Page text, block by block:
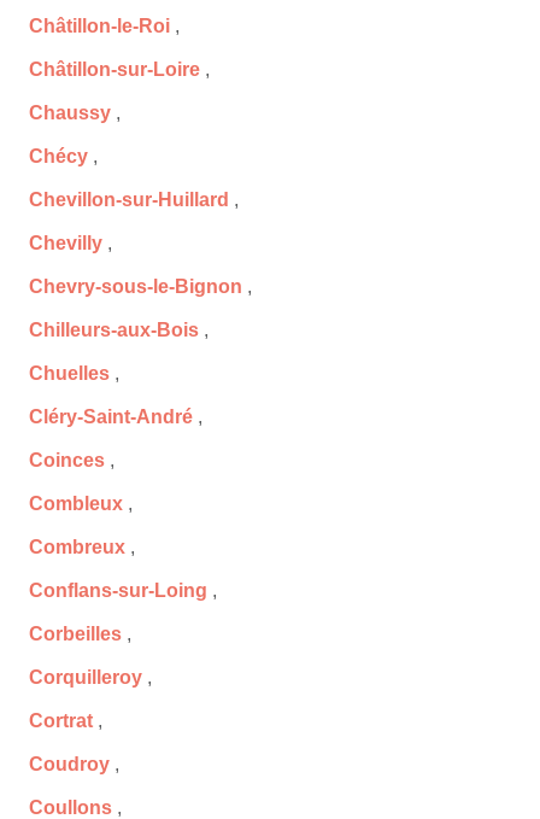
Châtillon-le-Roi ,
Châtillon-sur-Loire ,
Chaussy ,
Chécy ,
Chevillon-sur-Huillard ,
Chevilly ,
Chevry-sous-le-Bignon ,
Chilleurs-aux-Bois ,
Chuelles ,
Cléry-Saint-André ,
Coinces ,
Combleux ,
Combreux ,
Conflans-sur-Loing ,
Corbeilles ,
Corquilleroy ,
Cortrat ,
Coudroy ,
Coullons ,